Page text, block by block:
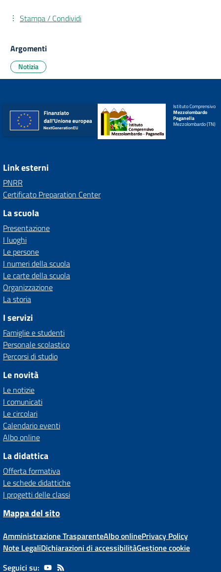
Stampa / Condividi
Argomenti
Notizia
Istituto Comprensivo
Mezzolombardo
Paganella
Mezzolombardo (TN)
Link esterni
PNRR
Certificato Preparation Center
La scuola
Presentazione
I luoghi
Le persone
I numeri della scuola
Le carte della scuola
Organizzazione
La storia
I servizi
Famiglie e studenti
Personale scolastico
Percorsi di studio
Le novità
Le notizie
I comunicati
Le circolari
Calendario eventi
Albo online
La didattica
Offerta formativa
Le schede didattiche
I progetti delle classi
Mappa del sito
Amministrazione TrasparenteAlbo onlinePrivacy Policy
Note LegaliDichiarazioni di accessibilitàGestione cookie
Seguici su: